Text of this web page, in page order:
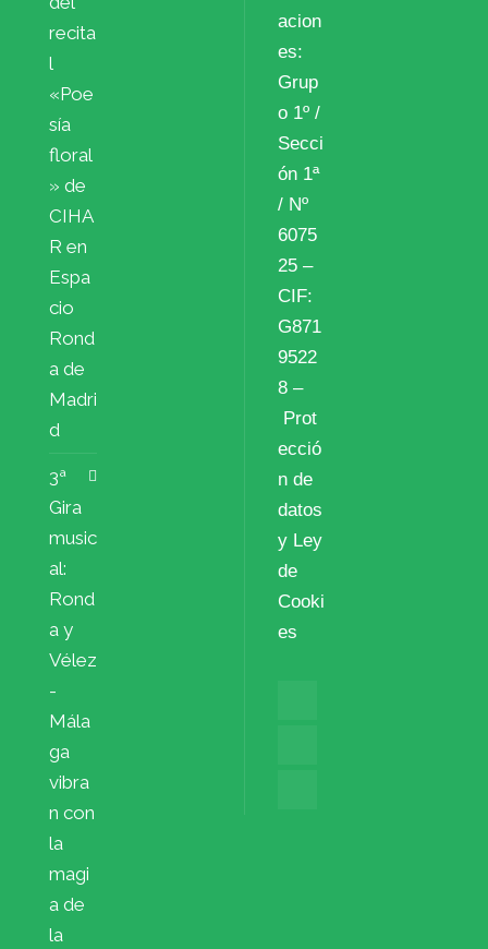
recita
l
«Poe
sía
floral
» de
CIHA
R en
Espa
cio
Rond
a de
Madri
d
3ª
Gira
music
al:
Rond
a y
Vélez
-
Mála
ga
vibra
n con
la
magi
a de
la
acion
es:
Grup
o 1º /
Secci
ón 1ª
/ Nº
6075
25 –
CIF:
G871
9522
8 –
Prot
ecció
n de
datos
y Ley
de
Cooki
es